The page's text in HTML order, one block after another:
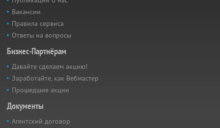
Вакансии
Правила сервиса
Ответы на вопросы
Бизнес-Партнёрам
Давайте сделаем акцию!
Заработайте, как Вебмастер
Прошедшие акции
Документы
Агентский договор